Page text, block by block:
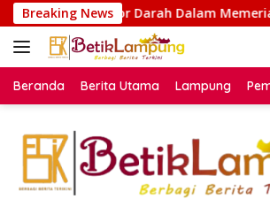
Langsung
ke
konten
Breaking News
Dalam Memeriahkan HUT Ke-81
Beranda Berita Utama Lampung